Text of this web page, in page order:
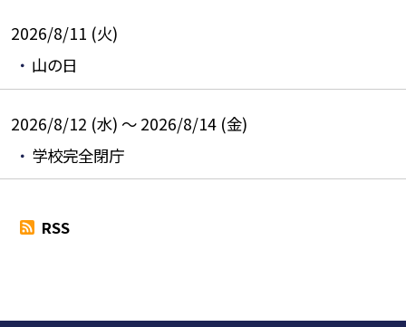
2026/8/11 (火)
山の日
2026/8/12 (水) ～ 2026/8/14 (金)
学校完全閉庁
RSS